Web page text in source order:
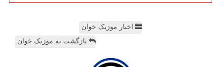
اخبار موزیک خوان
بازگشت به موزیک خوان